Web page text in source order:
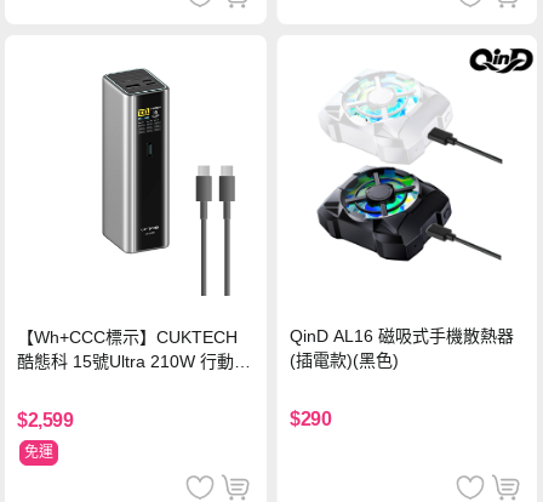
【Wh+CCC標示】CUKTECH
酷態科 15號Ultra 210W 行動電
$2,599
免運
QinD AL16 磁吸式手機散熱器
(插電款)(黑色)
$290